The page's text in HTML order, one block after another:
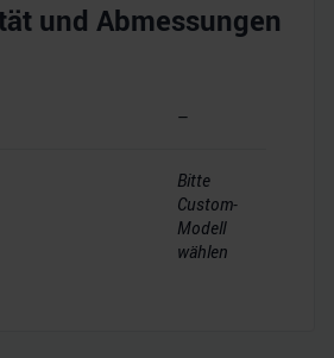
und Abmessungen
–
Bitte
Custom-
Modell
wählen